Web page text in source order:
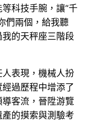
科技手腕，讓“千
們兩個，給我聽
的天秤座三階段
表現，機械人扮
過歷程中增添了
客流，晉陞游覽
的摸索與測驗考